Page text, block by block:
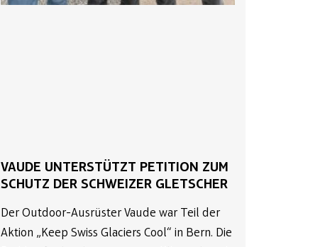
VAUDE UNTERSTÜTZT PETITION ZUM
SCHUTZ DER SCHWEIZER GLETSCHER
Der Outdoor-Ausrüster Vaude war Teil der
Aktion „Keep Swiss Glaciers Cool“ in Bern. Die